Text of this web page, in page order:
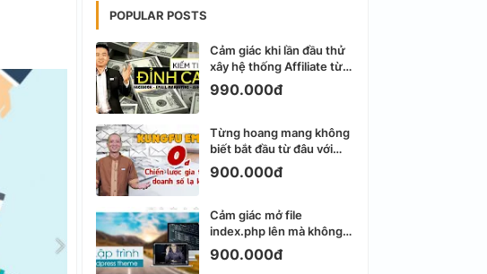
POPULAR POSTS
Cảm giác khi lần đầu thử
xây hệ thống Affiliate từ
Facebook cá nhân
990.000đ
Từng hoang mang không
biết bắt đầu từ đâu với
Email Marketing
900.000đ
Cảm giác mở file
index.php lên mà không
biết viết gì tiếp theo
900.000đ